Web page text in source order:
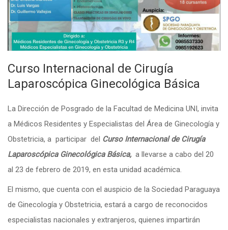
Curso Internacional de Cirugía
Laparoscópica Ginecológica Básica
La Dirección de Posgrado de la Facultad de Medicina UNI, invita
a Médicos Residentes y Especialistas del Área de Ginecología y
Obstetricia, a participar del Curso Internacional de Cirugía
Laparoscópica Ginecológica Básica, a llevarse a cabo del 20
al 23 de febrero de 2019, en esta unidad académica.
El mismo, que cuenta con el auspicio de la Sociedad Paraguaya
de Ginecología y Obstetricia, estará a cargo de reconocidos
especialistas nacionales y extranjeros, quienes impartirán